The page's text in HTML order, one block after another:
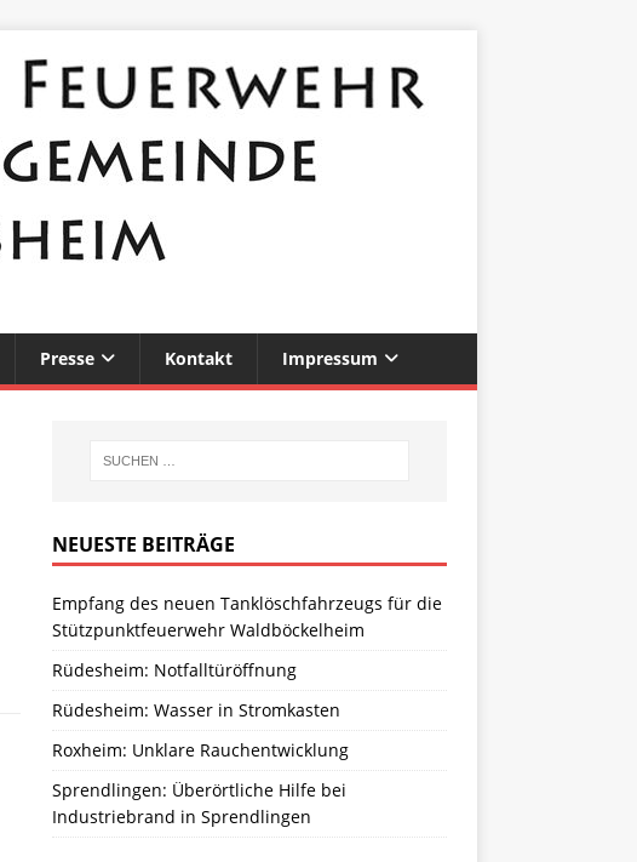
Presse Kontakt Impressum
NEUESTE BEITRÄGE
Empfang des neuen Tanklöschfahrzeugs für die
Stützpunktfeuerwehr Waldböckelheim
Rüdesheim: Notfalltüröffnung
Rüdesheim: Wasser in Stromkasten
Roxheim: Unklare Rauchentwicklung
Sprendlingen: Überörtliche Hilfe bei
Industriebrand in Sprendlingen